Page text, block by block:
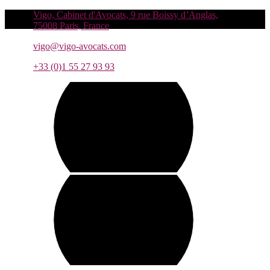
Vigo, Cabinet d'Avocats, 9 rue Boissy d’Anglas,
75008 Paris, France
vigo@vigo-avocats.com
+33 (0)1 55 27 93 93